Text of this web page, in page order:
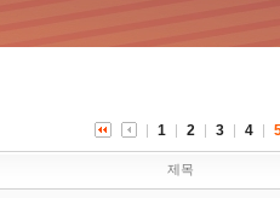
1 2 3 4
제목